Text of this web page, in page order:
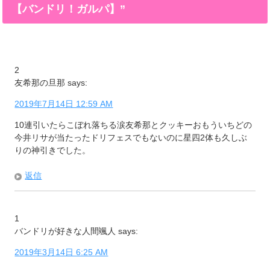
【バンドリ！ガルパ】”
2
友希那の旦那 says:
2019年7月14日 12:59 AM
10連引いたらこぼれ落ちる涙友希那とクッキーおもういちどの
今井リサが当たったドリフェスでもないのに星四2体も久しぶ
りの神引きでした。
返信
1
バンドリが好きな人間颯人 says:
2019年3月14日 6:25 AM